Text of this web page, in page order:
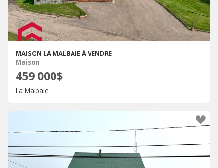
MAISON LA MALBAIE À VENDRE
Maison
459 000$
La Malbaie